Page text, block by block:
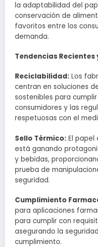
la adaptabilidad del
conservación de
favoritos entre los
demanda.
Tendencias
Reciclabilidad: Los
centran en soluciones
sostenibles para
consumidores y las
respetuosas con el
Sello Térmico: El papel
está ganando
y bebidas,
prueba de
seguridad.
Cumplimiento
para aplicaciones
para cumplir con
asegurando la
cumplimiento.